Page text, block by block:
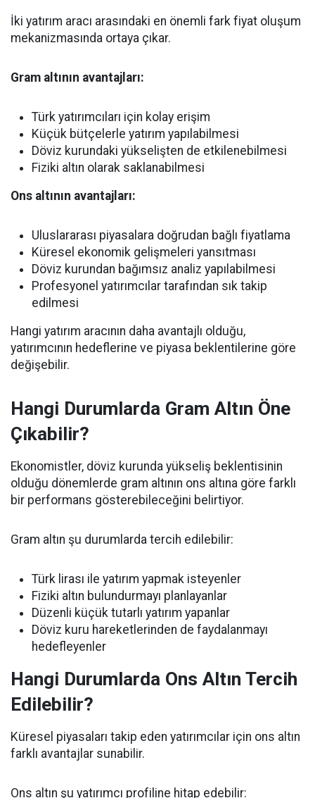
İki yatırım aracı arasındaki en önemli fark fiyat oluşum
mekanizmasında ortaya çıkar.
Gram altının avantajları:
Türk yatırımcıları için kolay erişim
Küçük bütçelerle yatırım yapılabilmesi
Döviz kurundaki yükselişten de etkilenebilmesi
Fiziki altın olarak saklanabilmesi
Ons altının avantajları:
Uluslararası piyasalara doğrudan bağlı fiyatlama
Küresel ekonomik gelişmeleri yansıtması
Döviz kurundan bağımsız analiz yapılabilmesi
Profesyonel yatırımcılar tarafından sık takip
edilmesi
Hangi yatırım aracının daha avantajlı olduğu,
yatırımcının hedeflerine ve piyasa beklentilerine göre
değişebilir.
Hangi Durumlarda Gram Altın Öne
Çıkabilir?
Ekonomistler, döviz kurunda yükseliş beklentisinin
olduğu dönemlerde gram altının ons altına göre farklı
bir performans gösterebileceğini belirtiyor.
Gram altın şu durumlarda tercih edilebilir:
Türk lirası ile yatırım yapmak isteyenler
Fiziki altın bulundurmayı planlayanlar
Düzenli küçük tutarlı yatırım yapanlar
Döviz kuru hareketlerinden de faydalanmayı
hedefleyenler
Hangi Durumlarda Ons Altın Tercih
Edilebilir?
Küresel piyasaları takip eden yatırımcılar için ons altın
farklı avantajlar sunabilir.
Ons altın şu yatırımcı profiline hitap edebilir: